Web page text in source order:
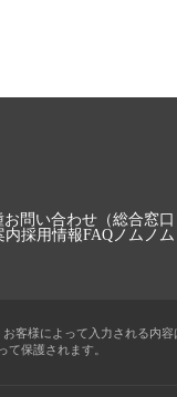
お問い合わせ（総合窓口
内採用情報FAQノムノム
客様によって入力される内容
て保護されます。